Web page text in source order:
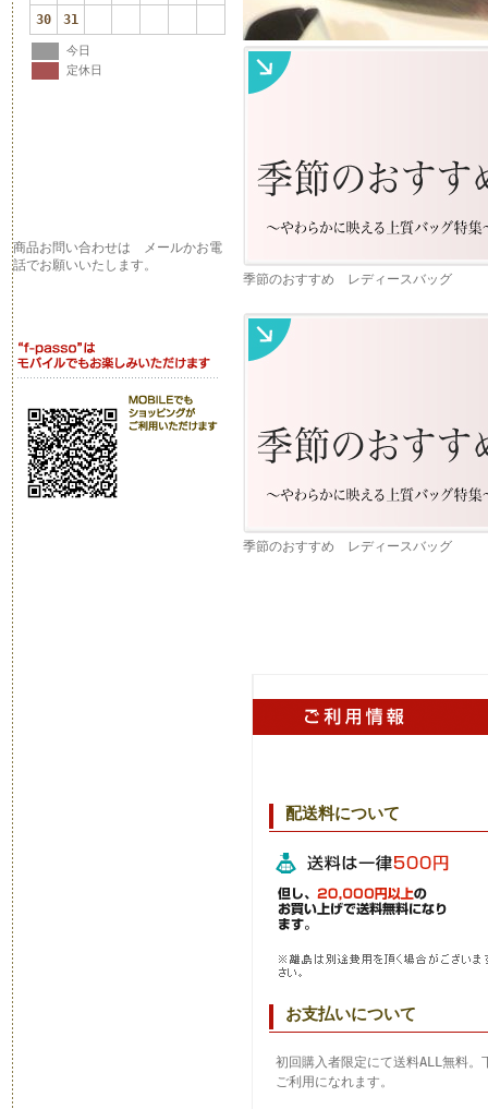
30 31
今日
定休日
商品お問い合わせは メールかお電
話でお願いいたします。
季節のおすすめ レディースバッグ
季節のおすすめ レディースバッグ
配送料について
お支払いについて
初回購入者限定にて送料ALL無料。
ご利用になれます。